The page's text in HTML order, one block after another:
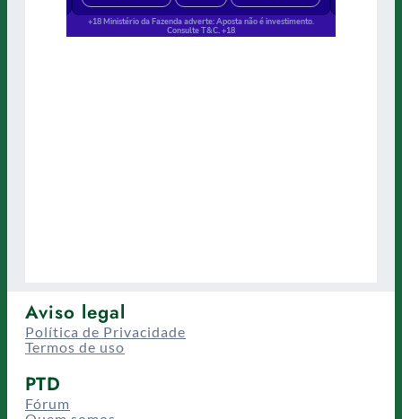
Aviso legal
Política de Privacidade
Termos de uso
PTD
Fórum